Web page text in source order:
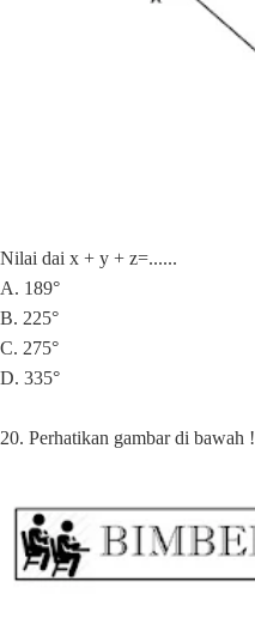
Nilai dai x + y + z=......
A. 189°
B. 225°
C. 275°
D. 335°
20. Perhatikan gambar di bawah !